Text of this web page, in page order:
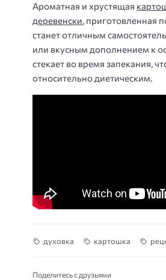
Ароматная и хрустящая
деревенски , приготовленная
станет отличным
или вкусным дополнением к
стекает во время запекания,
относительно диетическим.
духовка картошка
Поделитесь с друзьями